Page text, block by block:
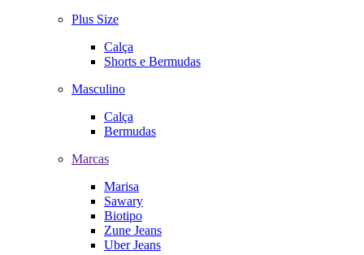
Plus Size
Calça
Shorts e Bermudas
Masculino
Calça
Bermudas
Marcas
Marisa
Sawary
Biotipo
Zune Jeans
Uber Jeans